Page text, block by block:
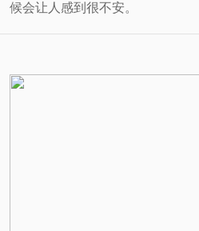
候会让人感到很不安。